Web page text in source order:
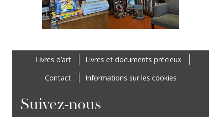
Livres d’art
Livres et documents précieux
Contact
Informations sur les cookies
Suivez-nous